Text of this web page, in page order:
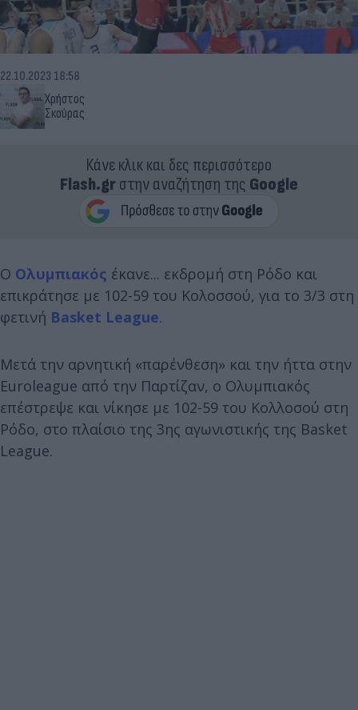
Χρήστος
Σκούρας
22.10.2023 18:58
Κάνε κλικ και δες περισσότερο
Flash.grστην αναζήτηση της Google
Ο Ολυμπιακός έκανε... εκδρομή στη Ρόδο και
επικράτησε με 102-59 του Κολοσσού, για το 3/3 στη
φετινή Basket League.
Μετά την αρνητική «παρένθεση» και την ήττα στην
Euroleague από την Παρτίζαν, ο Ολυμπιακός
επέστρεψε και νίκησε με 102-59 του Κολλοσού στη
Ρόδο, στο πλαίσιο της 3ης αγωνιστικής της Basket
League.